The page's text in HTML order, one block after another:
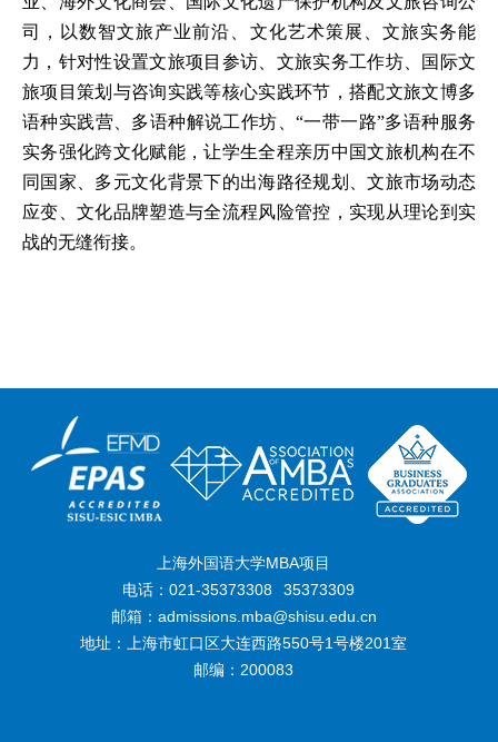
司，以数智文旅产业前沿、文化艺术策展、文旅实务能
力，针对性设置文旅项目参访、文旅实务工作坊、国际文
旅项目策划与咨询实践等核心实践环节，搭配文旅文博多
语种实践营、多语种解说工作坊、“一带一路”多语种服务
实务强化跨文化赋能，让学生全程亲历中国文旅机构在不
同国家、多元文化背景下的出海路径规划、文旅市场动态
应变、文化品牌塑造与全流程风险管控，实现从理论到实
战的无缝衔接。
上海外国语大学MBA项目
电话：021-35373308
35373309
邮箱：admissions.mba@shisu.edu.cn
地址：上海市虹口区大连西路550号1号楼201室
邮编：200083